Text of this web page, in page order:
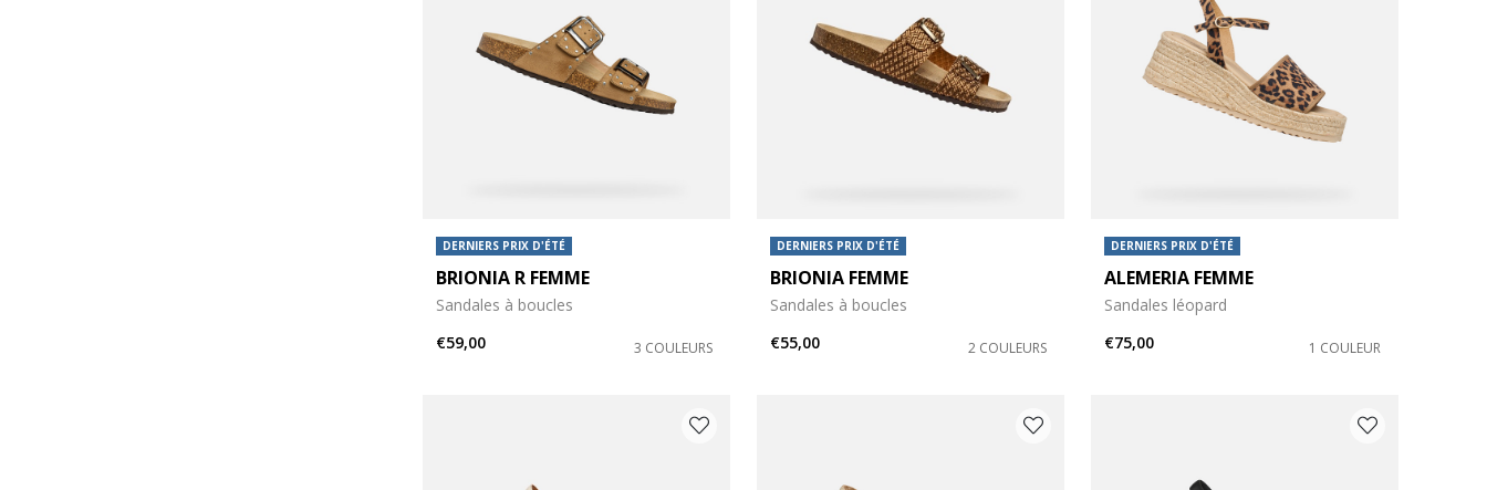
DERNIERS PRIX D'ÉTÉ
BRIONIA R FEMME
Sandales à boucles
€59,00
3 COULEURS
DERNIERS PRIX D'ÉTÉ
BRIONIA FEMME
Sandales à boucles
€55,00
2 COULEURS
DERNIERS PRIX D'ÉTÉ
ALEMERIA FEMME
Sandales léopard
€75,00
1 COULEUR